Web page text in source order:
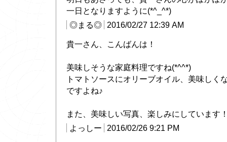
一日となりますように(*^_^*)
◎まる◎
2016/02/27 12:39 AM
貴一さん、こんばんは！
美味しそうな家庭料理ですね(*^^*)
トマトソースにオリーブオイル、美味しく
ですよね♪
また、美味しい写真、楽しみにしています
よっしー
2016/02/26 9:21 PM